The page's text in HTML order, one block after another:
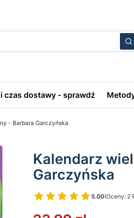
Wyczyść
czas dostawy - sprawdź
- Barbara Garczyńska
Kalendarz
Garczyńska
5.00(Oceny: 2
Przejdź do